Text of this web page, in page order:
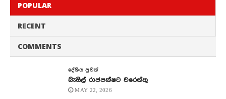
POPULAR
RECENT
COMMENTS
දේශිය පුවත්
බැසිල් රාජපක්ෂට වරෙන්තු
MAY 22, 2026